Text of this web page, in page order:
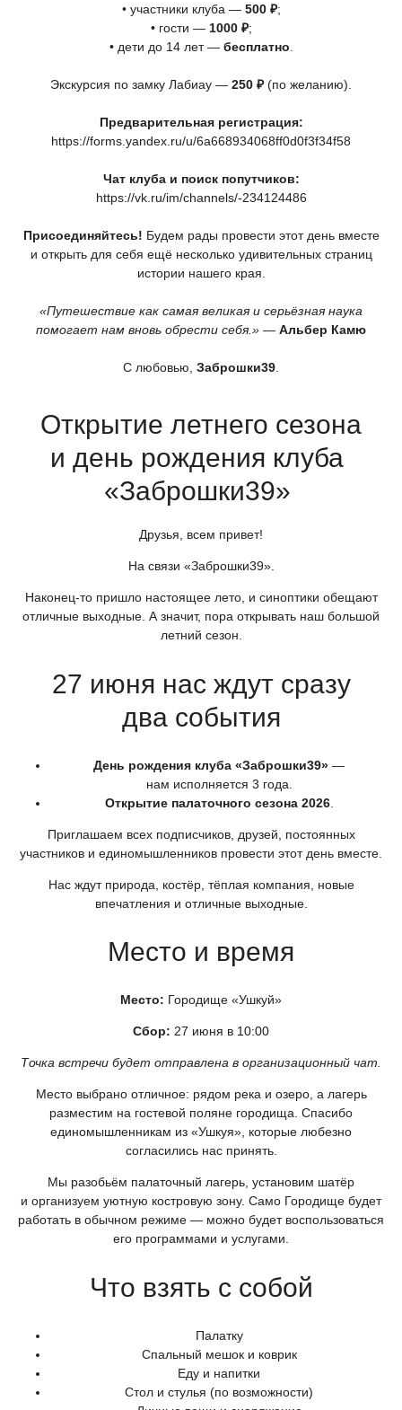
• участники клуба — 500 ₽;
• гости — 1000 ₽;
• дети до 14 лет — бесплатно
Экскурсия по замку Лабиау — 250 ₽ (по желанию).
Предварительная регистрация:
https://forms.yandex.ru/u/6a668934068ff0d0f3f34f58
Чат клуба и поиск попутчиков:
https://vk.ru/im/channels/-234124486
Присоединяйтесь! Будем рады провести этот день вместе
и открыть для себя ещё несколько удивительных страниц
истории нашего края.
«Путешествие как самая великая и серьёзная наука
помогает нам вновь обрести себя.» — Альбер Камю
С любовью, Заброшки39
Открытие летнего сезона
и день рождения клуба
«Заброшки39»
Друзья, всем привет!
На связи «Заброшки39».
Наконец-то пришло настоящее лето, и синоптики обещают
отличные выходные. А значит, пора открывать наш большой
летний сезон.
27 июня нас ждут сразу
два события
День рождения клуба «Заброшки39» —
нам исполняется 3 года.
Открытие палаточного сезона 2026.
Приглашаем всех подписчиков, друзей, постоянных
участников и единомышленников провести этот день вместе.
Нас ждут природа, костёр, тёплая компания, новые
впечатления и отличные выходные.
Место и время
Место: Городище «Ушкуй»
Сбор: 27 июня в 10:00
Точка встречи будет отправлена в организационный чат.
Место выбрано отличное: рядом река и озеро, а лагерь
разместим на гостевой поляне городища. Спасибо
единомышленникам из «Ушкуя», которые любезно
согласились нас принять.
Мы разобьём палаточный лагерь, установим шатёр
и организуем уютную костровую зону. Само Городище будет
работать в обычном режиме — можно будет воспользоваться
его программами и услугами.
Что взять с собой
Палатку
Спальный мешок и коврик
Еду и напитки
Стол и стулья (по возможности)